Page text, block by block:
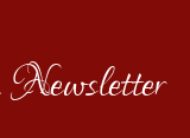
Newsletter